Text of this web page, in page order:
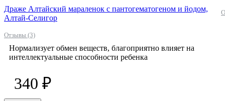
Драже Алтайский мараленок с пантогематогеном и йодом,
Алтай-Селигор
Отзывы (3)
Нормализует обмен веществ, благоприятно влияет на
интеллектуальные способности ребенка
340 ₽